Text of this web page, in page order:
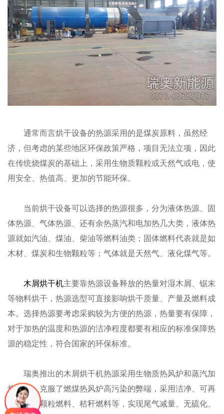
通常而言烘干设备的热源采用的是煤炭原料，虽然经
济，但考虑的某些地区环保政策严格，项目无法立项，因此
在传统烧煤炭的基础上，采用生物质颗粒或天然气或电，使
用安全、热值高、更加的节能环保。
当前烘干设备可以选择的热源很多，分为液体热源、固
体热源、气体热源、还有余热蒸汽和电加热几大类，液体热
源就如汽油、煤油、柴油等燃料油类；固体燃料代表就是如
木材、煤炭和生物颗粒等；气体就是天然气、液化煤气等。
木屑烘干机主要靠热源设备释放的热量对湿木屑、锯末
等物料烘干，热源选型可直接影响烘干质量、产量及燃料成
本。选择热源要考虑采购较为方便的热源，热量要有保障，
对于加热的温度和热源的洁净程度都要有相应的标准保障热
源的稳定性，符合国家的环保标准。
瑞奥推出的木屑烘干机热源采用生物质热风炉和蒸汽加
热装置，克服了燃煤热风炉高污染的弊端，采用洁净、可再
生的木屑颗粒燃料、秸秆燃料等，实现尾气减量、无硫化、